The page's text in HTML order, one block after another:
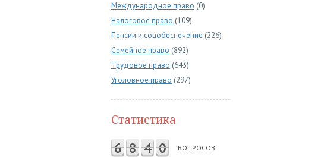
Международное право (0)
Налоговое право (109)
Пенсии и соцобеспечение (226)
Семейное право (892)
Трудовое право (643)
Уголовное право (297)
Статистика
6 8 4 0 ВОПРОСОВ